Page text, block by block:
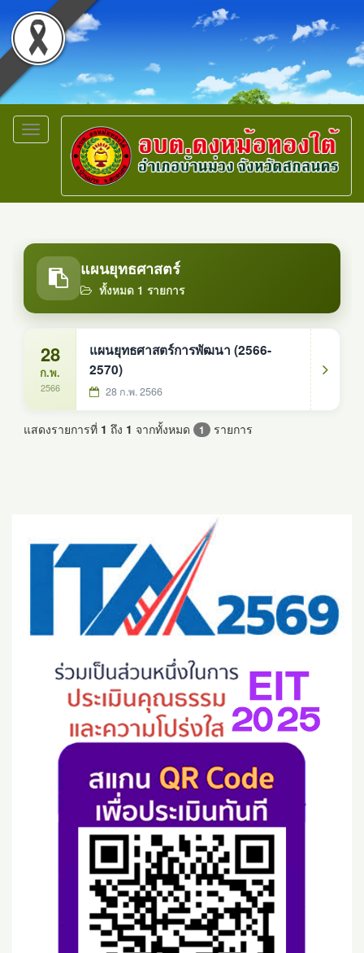
Toggle
navigation
แผนยุทธศาสตร์
ทั้งหมด 1 รายการ
28
ก.พ.
2566
แผนยุทธศาสตร์การพัฒนา (2566-
2570)
28 ก.พ. 2566
แสดงรายการที่ 1 ถึง 1 จากทั้งหมด 1 รายการ